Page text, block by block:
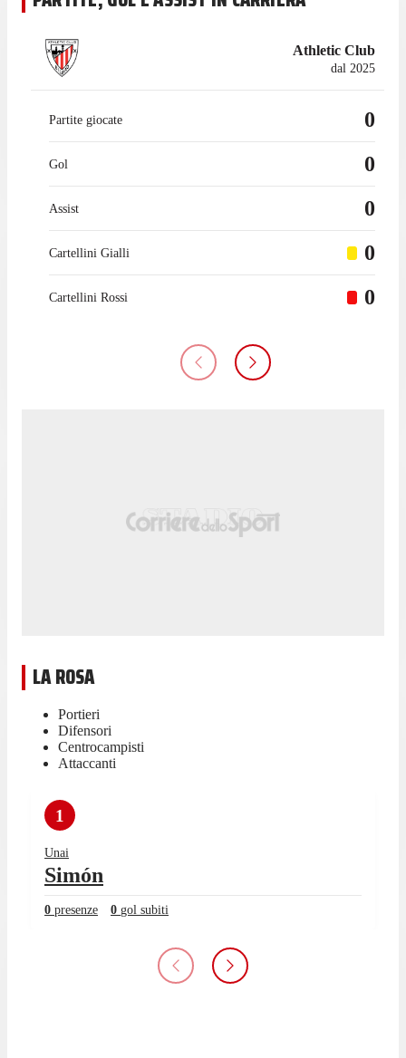
Athletic Club
dal 2025
Partite giocate 0
Gol 0
Assist 0
Cartellini Gialli 0
Cartellini Rossi 0
LA ROSA
Portieri
Difensori
Centrocampisti
Attaccanti
1
Unai
Simón
0 presenze 0 gol subiti